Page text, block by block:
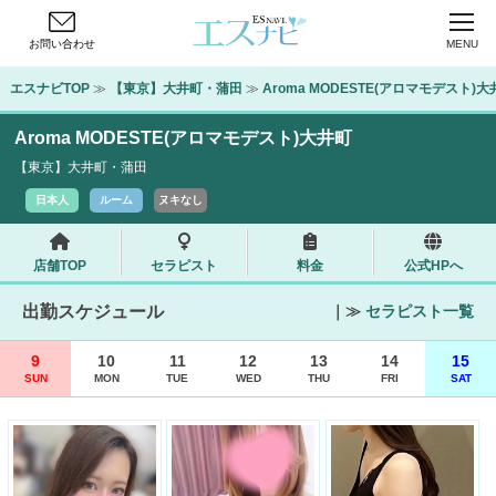
お問い合わせ MENU
エスナビTOP ≫ 【東京】大井町・蒲田 ≫ Aroma MODESTE(アロマモデスト)大
Aroma MODESTE(アロマモデスト)大井町
【東京】大井町・蒲田
日本人 ルーム ヌキなし
店舗TOP セラピスト 料金 公式HPへ
出勤スケジュール ｜≫ セラピスト一覧
9
SUN
10
MON
11
TUE
12
WED
13
THU
14
FRI
15
SAT